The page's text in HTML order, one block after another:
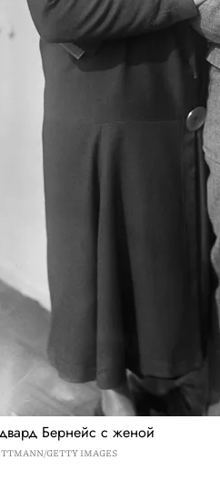
Бернейс с женой
GETTY IMAGES